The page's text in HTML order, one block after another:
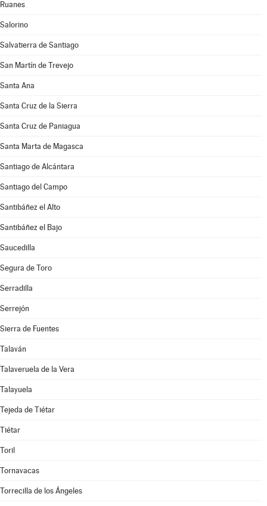
Ruanes
Salorino
Salvatierra de Santiago
San Martín de Trevejo
Santa Ana
Santa Cruz de la Sierra
Santa Cruz de Paniagua
Santa Marta de Magasca
Santiago de Alcántara
Santiago del Campo
Santibáñez el Alto
Santibáñez el Bajo
Saucedilla
Segura de Toro
Serradilla
Serrejón
Sierra de Fuentes
Talaván
Talaveruela de la Vera
Talayuela
Tejeda de Tiétar
Tiétar
Toril
Tornavacas
Torrecilla de los Ángeles